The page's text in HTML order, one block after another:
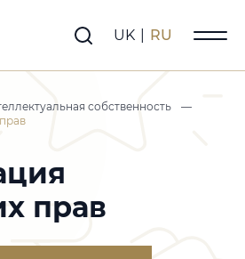
UK RU
собственность
—
прав